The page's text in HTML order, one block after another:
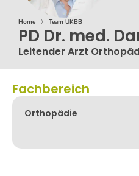
Home ⟩ Team UKBB
PD Dr. med.
Leitender Arzt
Fachbereich
Orthopädie